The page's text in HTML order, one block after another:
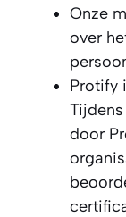
Onze
over
Protify
door